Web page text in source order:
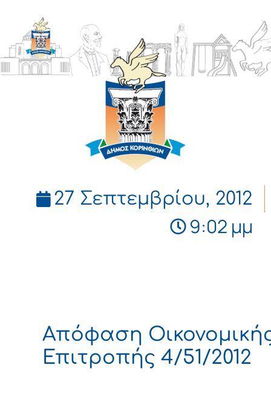
ΔΗΜΟΣ
ΚΟΡΙΝΘΙΩΝ
27 Σεπτεμβρίου, 2012
9:02 μμ
Απόφαση
Επιτροπής 4/51/2012